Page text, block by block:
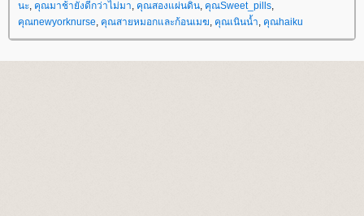
นะ, คุณมาช้ายังดีกว่าไม่มา, คุณสองแผ่นดิน, คุณSweet_pills,
คุณnewyorknurse, คุณสายหมอกและก้อนเมฆ, คุณเนินน้ำ, คุณhaiku